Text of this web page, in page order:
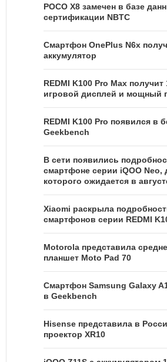
POCO X8 замечен в базе
сертификации NBTC
Смартфон OnePlus N6x
аккумулятор
REDMI K100 Pro Max получит
игровой дисплей и мощный
REDMI K100 Pro появился в
Geekbench
В сети появились
смартфоне серии iQOO Neo,
которого ожидается в
Xiaomi раскрыла
смартфонов серии REDMI
Motorola представила
планшет Moto Pad 70
Смартфон Samsung Galaxy
в Geekbench
Hisense представила в
проектор XR10